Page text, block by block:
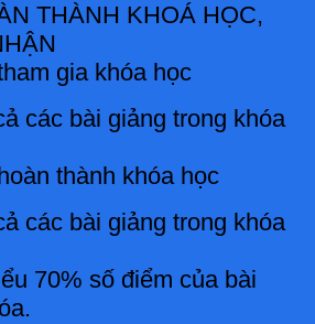
THÀNH KHOÁ HỌC,
gia khóa học
các bài giảng trong khóa
thành khóa học
các bài giảng trong khóa
70% số điểm của bài